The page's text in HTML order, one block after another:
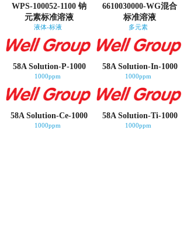
WPS-100052-1100 钠
元素标准溶液
液体-标液
6610030000-WG混合
标准溶液
多元素
58A Solution-P-1000
1000ppm
58A Solution-In-1000
1000ppm
58A Solution-Ce-1000
1000ppm
58A Solution-Ti-1000
1000ppm